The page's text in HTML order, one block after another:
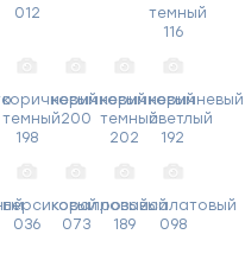
012
темный
116
коричневый
темный
198
коричневый
200
коричневый
темный
202
коричневый
светлый
192
персиковый
036
коралловый
073
розовый
189
салатовый
098